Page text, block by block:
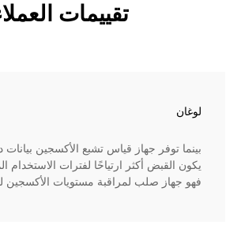
تقييمات
لوغان
بينما توفر جهاز قياس تشبع الأكسجين
يكون القبض أكثر ارتياحًا لفترات الاستخدام
فهو جهاز صلب لمراقبة مستويات